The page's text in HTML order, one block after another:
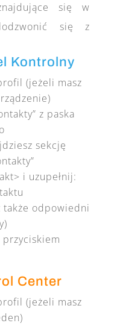
się w
się z
Kontrolny
(jeżeli masz
z paska
sekcję
i uzupełnij:
odpowiedni
Center
(jeżeli masz